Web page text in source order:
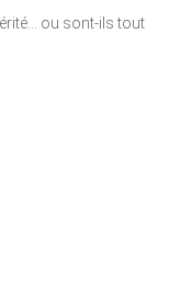
ou sont-ils tout